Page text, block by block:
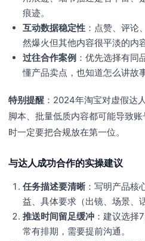
痕迹。
互动数据稳定性 ：点赞、评论
然爆火但其他内容很平淡的内
过往合作案例 ：优先选择有同
懂产品卖点，也知道怎么讲故事
特别提醒 ：2024年淘宝对虚假达
脚本、批量低质内容都可能导致
时一定要把合规放在第一位。
与达人成功合作的实操建议
任务描述要清晰 ：写明产品核
益、具体要求（出镜、场景、
推送时间留足缓冲 ：建议选择
常有排期，需要提前沟通。